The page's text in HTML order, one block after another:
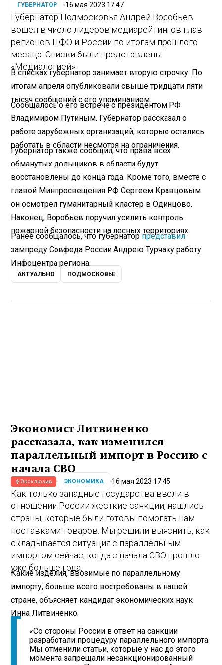
ГУБЕРНАТОР 16 мая 2023 17:47
Губернатор Подмосковья Андрей Воробьев
вошел в число лидеров медиарейтингов глав
регионов ЦФО и России по итогам прошлого
месяца. Списки были представлены
«Медиалогией».
В списках губернатор занимает вторую строчку. По
итогам апреля опубликовали свыше тридцати пяти
тысяч сообщений с его упоминанием.
Сообщалось о его встрече с президентом РФ
Владимиром Путиным. Губернатор рассказал о
работе зарубежных организаций, которые остались
работать в области несмотря на ограничения.
Губернатор также сообщил, что права всех
обманутых дольщиков в области будут
восстановлены до конца года. Кроме того, вместе с
главой Минпросвещения РФ Сергеем Кравцовым
он осмотрел гуманитарный кластер в Одинцово.
Наконец, Воробьев поручил усилить контроль
пожарной безопасности на лесных территориях.
Ранее сообщалось, что губернаторпредставил
зампреду Совфеда России Андрею Турчаку работу
Инфоцентра региона.
АКТУАЛЬНО ПОДМОСКОВЬЕ
Экономист Литвиненко
рассказала, как изменился
параллельный импорт в Россию с
начала СВО
Эксклюзив ЭКОНОМИКА 16 мая 2023 17:45
Как только западные государства ввели в
отношении России жесткие санкции, нашлись
страны, которые были готовы помогать нам
поставками товаров. Мы решили выяснить, как
складывается ситуация с параллельным
импортом сейчас, когда с начала СВО прошло
уже больше года.
Какие изделия, ввозимые по параллельному
импорту, больше всего востребованы в нашей
стране, объясняет кандидат экономических наук
Инна Литвиненко.
«Со стороны России в ответ на санкции
разработали процедуру параллельного импорта.
Мы отменили статьи, которые у нас до этого
момента запрещали несанкционированный